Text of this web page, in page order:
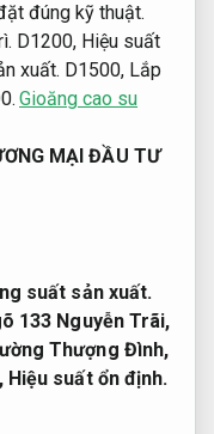
đúng kỹ thuật.
D1200, Hiệu suất
xuất. D1500, Lắp
Gioăng cao su
MẠI ĐẦU TƯ
suất sản xuất.
133 Nguyễn Trãi,
Thượng Đình,
Hiệu suất ổn định.